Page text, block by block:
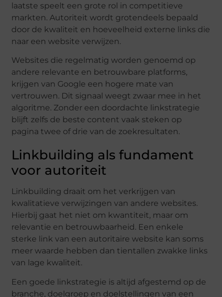
laatste speelt een grote rol in competitieve
markten. Autoriteit wordt grotendeels bepaald
door de kwaliteit en hoeveelheid externe links die
naar een website verwijzen.
Websites die regelmatig worden genoemd op
andere relevante en betrouwbare platforms,
krijgen van Google een hogere mate van
vertrouwen. Dit signaal weegt zwaar mee in het
algoritme. Zonder een doordachte linkstrategie
blijft zelfs de beste content vaak steken op
pagina twee of drie van de zoekresultaten.
Linkbuilding als fundament
voor autoriteit
Linkbuilding draait om het verkrijgen van
kwalitatieve verwijzingen van andere websites.
Hierbij gaat het niet om kwantiteit, maar om
relevantie en betrouwbaarheid. Een enkele
sterke link van een autoritaire website kan soms
meer waarde hebben dan tientallen zwakke links
van lage kwaliteit.
Een goede linkstrategie is altijd afgestemd op de
branche, doelgroep en doelstellingen van een